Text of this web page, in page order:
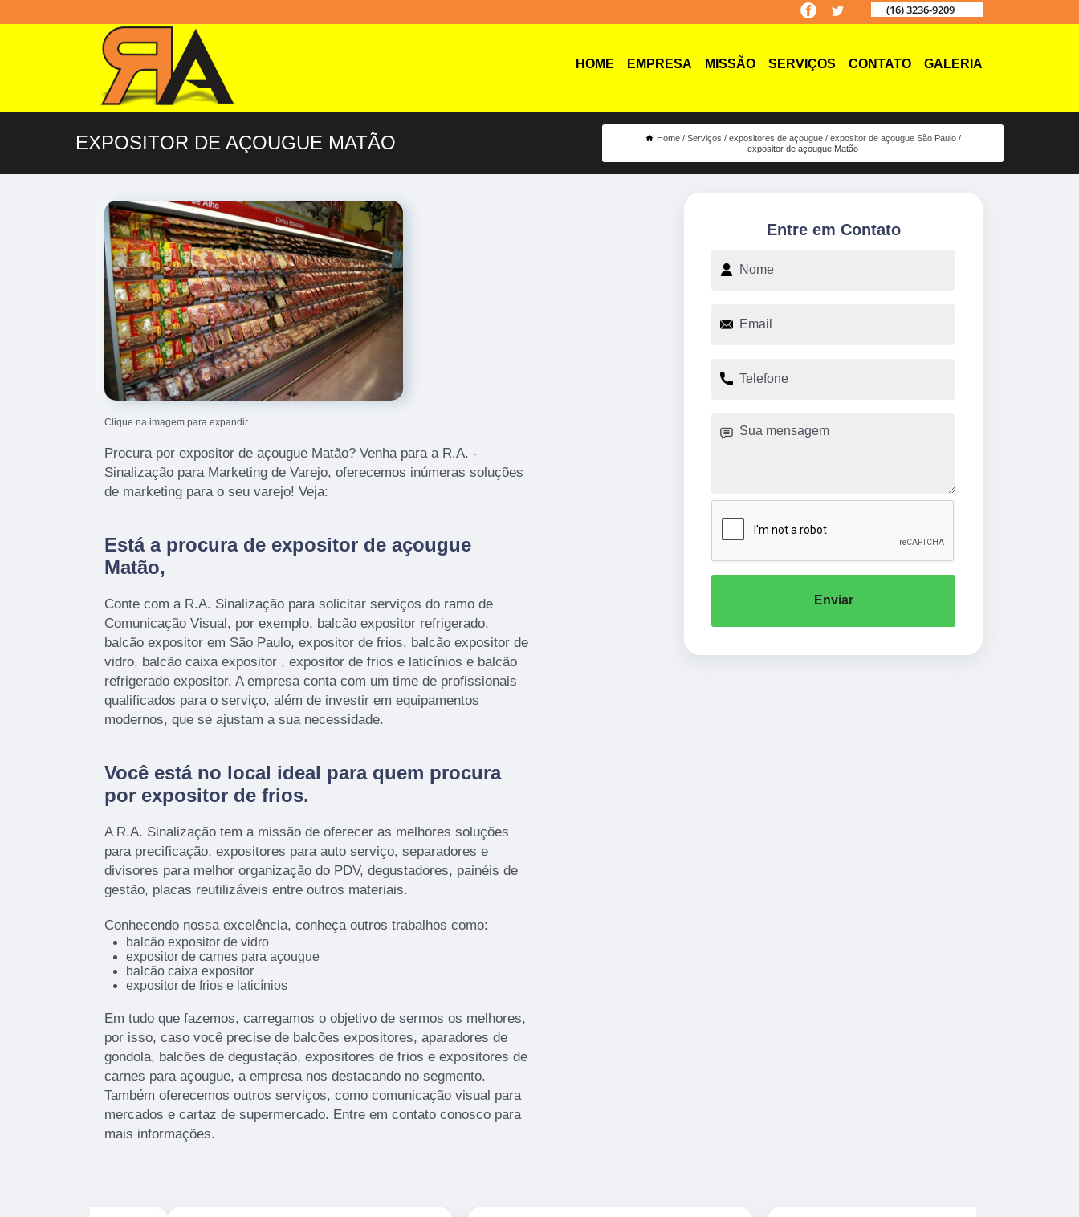
(16) 3236-9209
HOME EMPRESA MISSÃO SERVIÇOS CONTATO GALERIA
EXPOSITOR DE AÇOUGUE MATÃO Home Serviços expositores de açougue
expositor de açougue São Paulo
expositor de açougue Matão
Clique na imagem para expandir
Procura por expositor de açougue Matão? Venha para a R.A. -
Sinalização para Marketing de Varejo, oferecemos inúmeras soluções
de marketing para o seu varejo! Veja:
Está a procura de expositor de açougue
Matão,
Conte com a R.A. Sinalização para solicitar serviços do ramo de
Comunicação Visual, por exemplo, balcão expositor refrigerado,
balcão expositor em São Paulo, expositor de frios, balcão expositor de
vidro, balcão caixa expositor , expositor de frios e laticínios e balcão
refrigerado expositor. A empresa conta com um time de profissionais
qualificados para o serviço, além de investir em equipamentos
modernos, que se ajustam a sua necessidade.
Você está no local ideal para quem procura
por expositor de frios.
A R.A. Sinalização tem a missão de oferecer as melhores soluções
para precificação, expositores para auto serviço, separadores e
divisores para melhor organização do PDV, degustadores, painéis de
gestão, placas reutilizáveis entre outros materiais.
Conhecendo nossa excelência, conheça outros trabalhos como:
balcão expositor de vidro
expositor de carnes para açougue
balcão caixa expositor
expositor de frios e laticínios
Em tudo que fazemos, carregamos o objetivo de sermos os melhores,
por isso, caso você precise de balcões expositores, aparadores de
gondola, balcões de degustação, expositores de frios e expositores de
carnes para açougue, a empresa nos destacando no segmento.
Também oferecemos outros serviços, como comunicação visual para
mercados e cartaz de supermercado. Entre em contato conosco para
mais informações.
Entre em Contato
Enviar